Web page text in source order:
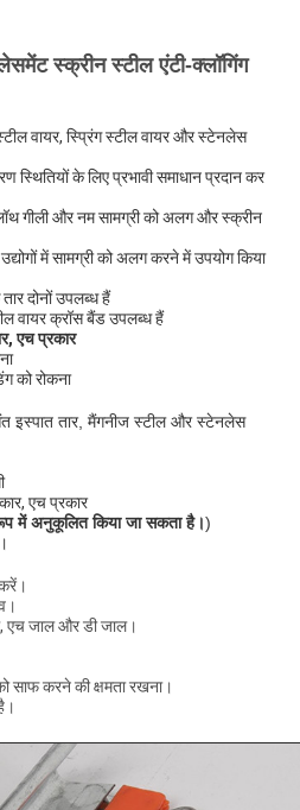
स्क्रीन स्टील एंटी-क्लॉगिंग
वायर, स्प्रिंग स्टील वायर और स्टेनलेस
के लिए प्रभावी समाधान प्रदान कर
गीली और नम सामग्री को अलग और स्क्रीन
में सामग्री को अलग करने में उपयोग किया
दोनों उपलब्ध हैं
वायर क्रॉस बैंड उपलब्ध हैं
एच प्रकार
को रोकना
इस्पात तार, मैंगनीज स्टील और स्टेनलेस
एच प्रकार
में अनुकूलित किया जा सकता है।)
एच जाल और डी जाल।
साफ करने की क्षमता रखना।